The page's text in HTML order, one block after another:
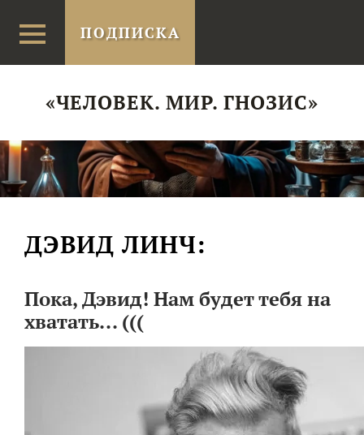
ПОДПИСКА
«ЧЕЛОВЕК. МИР. ГНОЗИС»
ДЭВИД ЛИНЧ:
Пока, Дэвид! Нам будет тебя на
хватать... (((